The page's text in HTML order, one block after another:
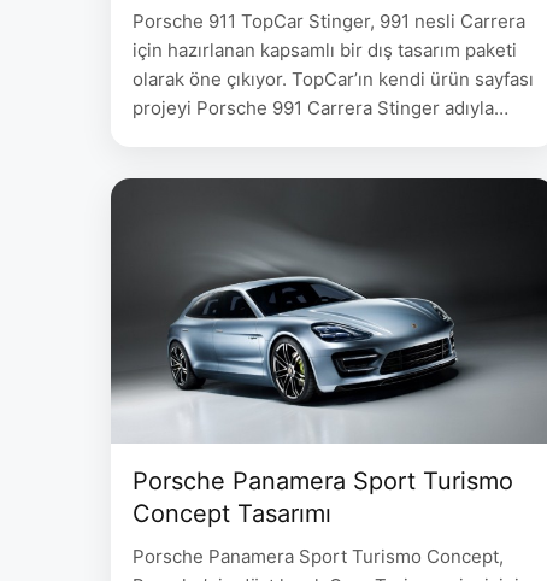
Porsche 911 TopCar Stinger, 991 nesli Carrera
için hazırlanan kapsamlı bir dış tasarım paketi
olarak öne çıkıyor. TopCar’ın kendi ürün sayfası
projeyi Porsche 991 Carrera Stinger adıyla
yan etekler, spoilerlar ve egzoz uçları aynı
tasarım dili içinde ele alınıyor. …
Porsche Panamera Sport Turismo
Concept Tasarımı
Porsche Panamera Sport Turismo Concept,